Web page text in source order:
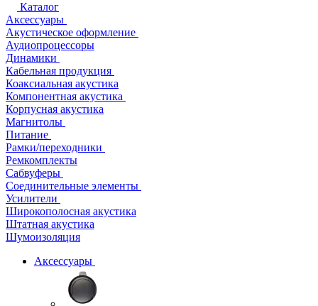
Каталог
Аксессуары
Акустическое оформление
Аудиопроцессоры
Динамики
Кабельная продукция
Коаксиальная акустика
Компонентная акустика
Корпусная акустика
Магнитолы
Питание
Рамки/переходники
Ремкомплекты
Сабвуферы
Соединительные элементы
Усилители
Широкополосная акустика
Штатная акустика
Шумоизоляция
Аксессуары